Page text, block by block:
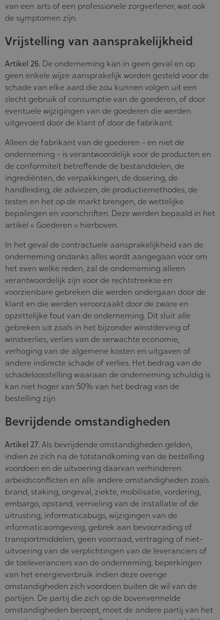
van een arts of een professionele zorgverlener, wat ook
de symptomen zijn.
Vrijstelling van aansprakelijkheid
Artikel 26. De onderneming kan in geen geval en op
geen enkele wijze aansprakelijk worden gesteld voor de
schade van elke aard die zou kunnen volgen uit een
slecht gebruik of consumptie van de goederen, of door
eventuele wijzigingen van de goederen die werden
uitgevoerd door de klant of door de fabrikant.
Alleen de fabrikant van de goederen - en niet de
onderneming - is verantwoordelijk voor de producten en
de conformiteit betreffende de bestanddelen, de
ingrediënten, de verpakkingen, de dosering, de
handleiding, de adviezen, de productiemethodes, de
testen en het op de markt brengen, de wettelijke
bepalingen en voorschriften. Deze werden bepaald in het
artikel « Goederen » hierboven.
In het geval de contractuele aansprakelijkheid van de
onderneming ondanks alles wordt aangegaan voor om
het even welke reden, zal de onderneming alleen
verantwoordelijk zijn voor de rechtstreekse en
voorzienbare gebreken die werden ondergaan door de
klant en die werden veroorzaakt door de zware en
opzettelijke fout van de onderneming. Dit sluit alle
gebreken uit zoals in het bijzonder winstderving of
winstverlies, verlies van de verwachte economie,
verhoging van de algemene kosten en uitgaven of
andere indirecte schade of verlies. Het bedrag van de
schadeloosstelling waaraan de onderneming schuldig is
kan niet hoger van 50% van het bedrag van de
bestelling zijn.
Bevrijdende omstandigheden
Artikel 27. Als bevrijdende omstandigheden gelden,
indien ze zich na de totstandkoming van de bestelling
voordoen en de uitvoering daarvan verhinderen:
arbeidsconflicten en alle andere omstandigheden zoals
brand, staking, ongeval, ziekte, mobilisatie, vordering,
embargo, opstand, vernieling van de installatie of de
uitrusting, informaticabugs, wijzigingen van de
informaticaomgeving, gebrek aan bevoorrading of
transportmiddelen, geen voorraad, vertraging of niet-
uitvoering van de verplichtingen van de leveranciers of
de toeleveranciers van de onderneming, beperkingen
van het energieverbruik indien deze overige
omstandigheden zich voordoen buiten de wil van de
partijen. De partij die zich op de bovenvermelde
omstandigheden beroept, moet de andere partij van het